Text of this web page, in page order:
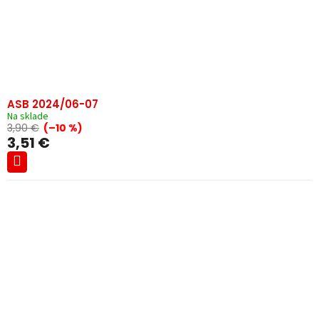
ASB 2024/06-07
Na sklade
3,90 € (–10 %)
3,51 €